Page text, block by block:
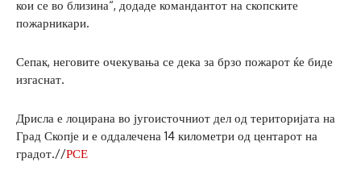
кои се во близина“, додаде командантот на скопските
пожарникари.
Сепак, неговите очекувања се дека за брзо пожарот ќе биде
изгаснат.
Дрисла е лоцирана во југоисточниот дел од територијата на
Град Скопје и е оддалечена 14 километри од центарот на
градот.//РСЕ